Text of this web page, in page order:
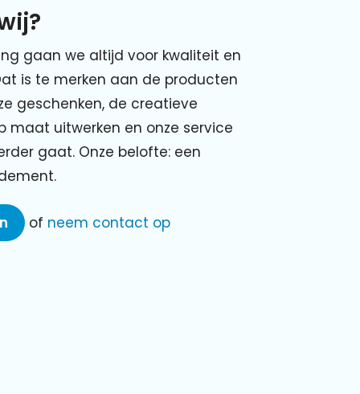
gaan we altijd voor kwaliteit en
is te merken aan de producten
geschenken, de creatieve
maat uitwerken en onze service
gaat. Onze belofte: een
of neem contact op